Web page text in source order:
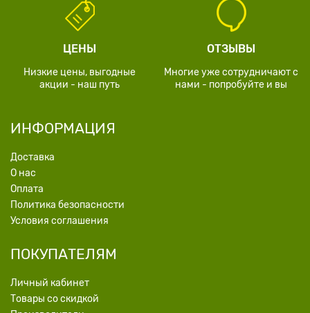
ЦЕНЫ
Низкие цены, выгодные
акции - наш путь
ОТЗЫВЫ
Многие уже сотрудничают с
нами - попробуйте и вы
ИНФОРМАЦИЯ
Доставка
О нас
Оплата
Политика безопасности
Условия соглашения
ПОКУПАТЕЛЯМ
Личный кабинет
Товары со скидкой